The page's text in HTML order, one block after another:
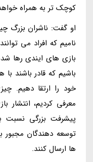
کوچک تر به همراه
او گفت: ناشران بزرگ
نامیم که افراد می
بازی های ایندی رها
باشیم که قادر باشند
معرفی کردیم، انتشار
پیشرفت بزرگی نسبت
توسعه دهندگان مجبور
ها ارسال کنند.